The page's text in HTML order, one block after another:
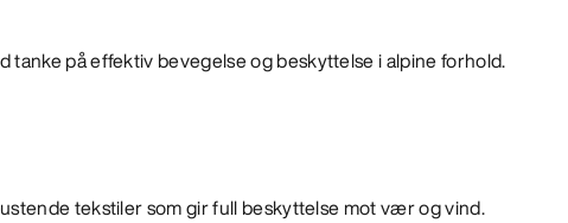
tanke på effektiv bevegelse og beskyttelse i alpine forhold.
tekstiler som gir full beskyttelse mot vær og vind.